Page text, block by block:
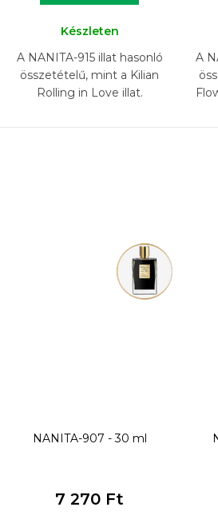
Készleten
A NANITA-915 illat hasonló
összetételű, mint a Kilian
Rolling in Love illat.
A
NANITA-907 - 30 ml
7 270 Ft